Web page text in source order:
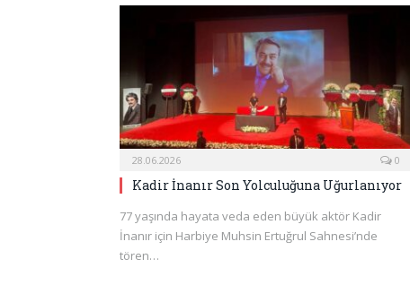
28.06.2026 0
Kadir İnanır Son Yolculuğuna Uğurlanıyor
77 yaşında hayata veda eden büyük aktör Kadir
İnanır için Harbiye Muhsin Ertuğrul Sahnesi’nde
tören…